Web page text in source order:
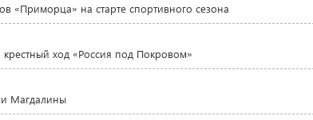
«Приморца» на старте спортивного сезона
ход «Россия под Покровом»
Магдалины